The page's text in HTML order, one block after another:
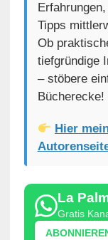
Tipps
Ob
tiefgründige
– stöbere
Bücherecke!
Hier
La
Gratis